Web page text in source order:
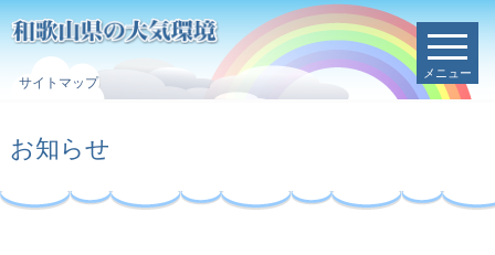
サイトマップ
メニュー
お知らせ